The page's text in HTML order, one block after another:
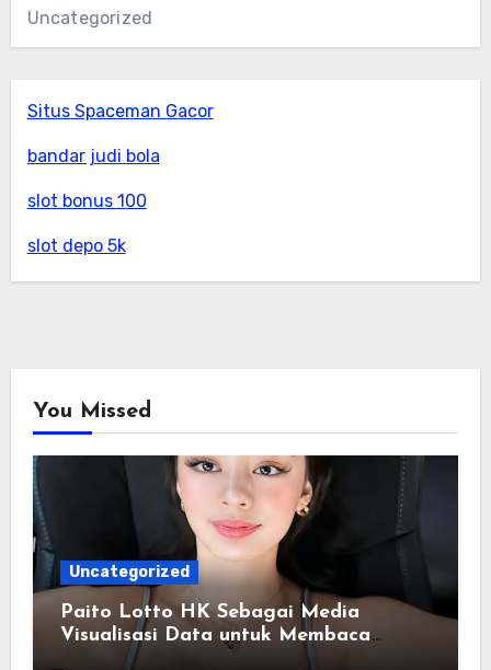
Uncategorized
Situs Spaceman Gacor
bandar judi bola
slot bonus 100
slot depo 5k
You Missed
Uncategorized
Paito Lotto HK Sebagai Media
Visualisasi Data untuk Membaca
Riwayat Hasil Pasaran